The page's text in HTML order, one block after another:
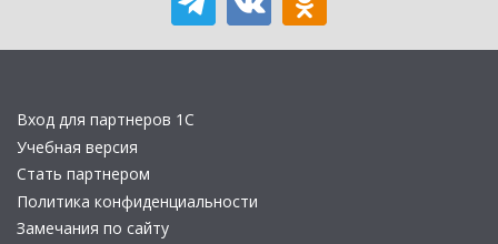
Вход для партнеров 1С
Учебная версия
Стать партнером
Политика конфиденциальности
Замечания по сайту